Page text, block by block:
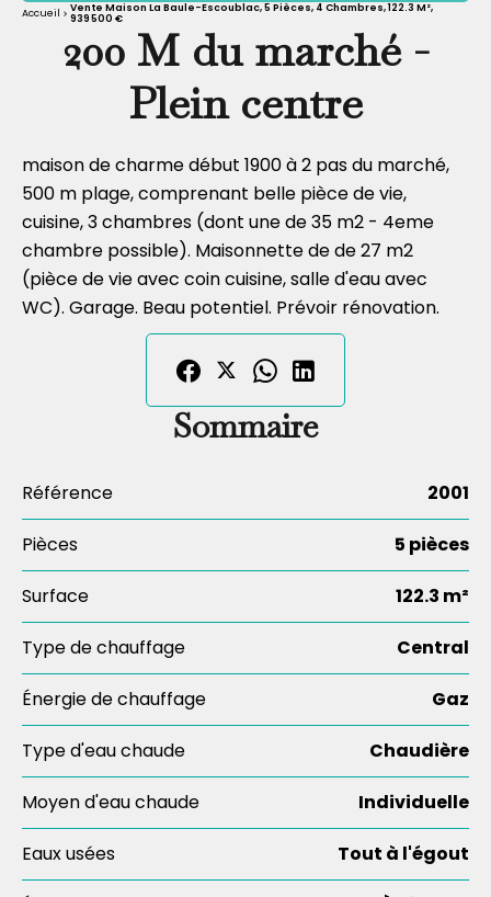
Accueil
Vente Maison La Baule-Escoublac, 5 Pièces, 4 Chambres, 122.3 M²,
939 500 €
200 M du marché -
Plein centre
maison de charme début 1900 à 2 pas du marché,
500 m plage, comprenant belle pièce de vie,
cuisine, 3 chambres (dont une de 35 m2 - 4eme
chambre possible). Maisonnette de de 27 m2
(pièce de vie avec coin cuisine, salle d'eau avec
WC). Garage. Beau potentiel. Prévoir rénovation.
Sommaire
Référence 2001
Pièces 5 pièces
Surface 122.3 m²
Type de chauffage Central
Énergie de chauffage Gaz
Type d'eau chaude Chaudière
Moyen d'eau chaude Individuelle
Eaux usées Tout à l'égout